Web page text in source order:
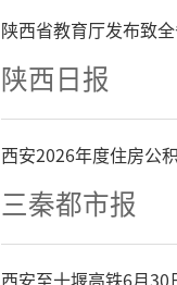
二、你行
金融监管
作出之日
任情况。
陕西省教育厅发布致
陕西日报
西安2026年度住房公
三秦都市报